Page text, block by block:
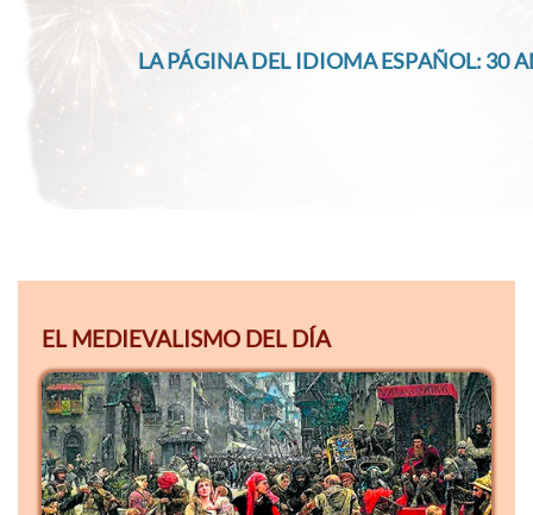
LA PÁGINA DEL IDIOMA ESPAÑOL: 30
EL MEDIEVALISMO DEL DÍA